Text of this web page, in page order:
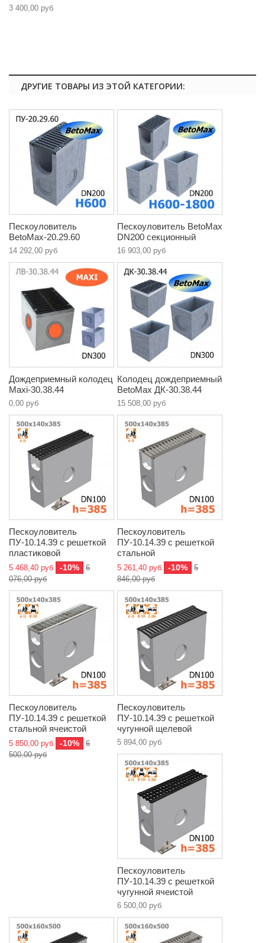
3 400,00 руб
ДРУГИЕ ТОВАРЫ ИЗ ЭТОЙ КАТЕГОРИИ:
Пескоуловитель
BetoMax-20.29.60
14 292,00 руб
Пескоуловитель BetoMax
DN200 секционный
16 903,00 руб
Дождеприемный колодец
Maxi-30.38.44
0,00 руб
Колодец дождеприемный
BetoMax ДК-30.38.44
15 508,00 руб
Пескоуловитель
ПУ-10.14.39 с решеткой
пластиковой
5 468,40 руб -10%
6
076,00 руб
Пескоуловитель
ПУ-10.14.39 с решеткой
стальной
5 261,40 руб -10%
5
846,00 руб
Пескоуловитель
ПУ-10.14.39 с решеткой
стальной ячеистой
5 850,00 руб -10%
6
500,00 руб
Пескоуловитель
ПУ-10.14.39 с решеткой
чугунной щелевой
5 894,00 руб
Пескоуловитель
ПУ-10.14.39 с решеткой
чугунной ячеистой
6 500,00 руб